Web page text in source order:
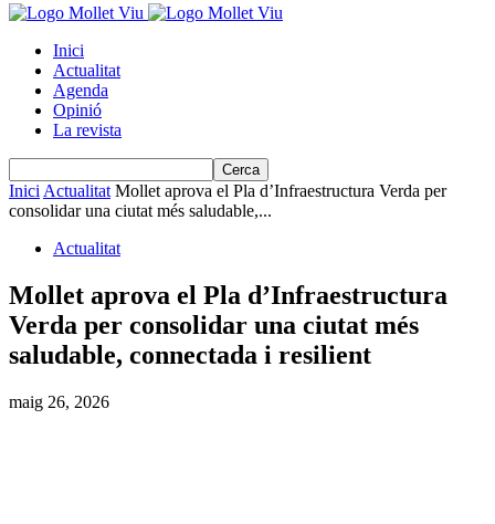
Inici
Actualitat
Agenda
Opinió
La revista
Inici Actualitat Mollet aprova el Pla d’Infraestructura Verda per
consolidar una ciutat més saludable,...
Actualitat
Mollet aprova el Pla d’Infraestructura
Verda per consolidar una ciutat més
saludable, connectada i resilient
maig 26, 2026